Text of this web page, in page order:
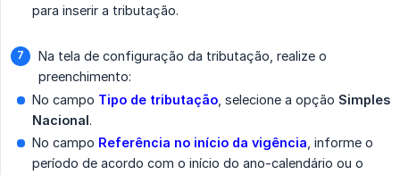
para inserir a tributação.
Na tela de configuração da tributação, realize o
preenchimento:
No campo Tipo de tributação , selecione a opção Simples
Nacional.
No campo Referência no início da vigência , informe o
período de acordo com o início do ano-calendário ou o